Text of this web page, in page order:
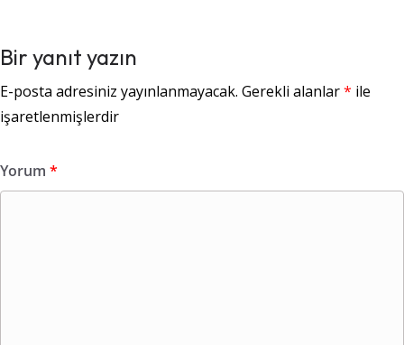
Bir yanıt yazın
E-posta adresiniz yayınlanmayacak. Gerekli alanlar* ile
işaretlenmişlerdir
Yorum *